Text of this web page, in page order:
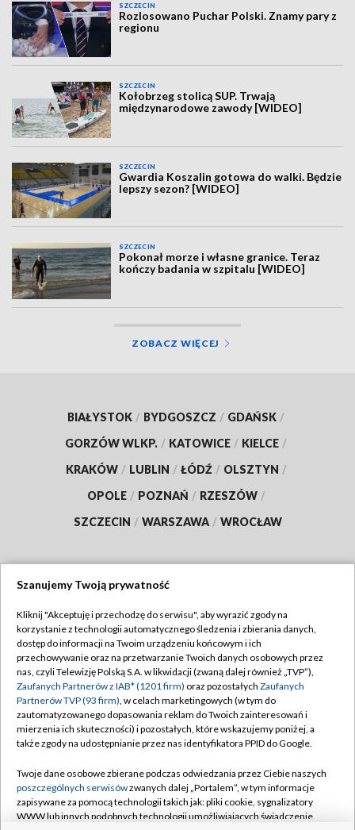
SZCZECIN
Rozlosowano Puchar Polski. Znamy pary z
regionu
SZCZECIN
Kołobrzeg stolicą SUP. Trwają
międzynarodowe zawody [WIDEO]
SZCZECIN
Gwardia Koszalin gotowa do walki. Będzie
lepszy sezon? [WIDEO]
SZCZECIN
Pokonał morze i własne granice. Teraz
kończy badania w szpitalu [WIDEO]
ZOBACZ WIĘCEJ
BIAŁYSTOK / BYDGOSZCZ / GDAŃSK /
GORZÓW WLKP. / KATOWICE / KIELCE /
KRAKÓW / LUBLIN / ŁÓDŹ / OLSZTYN /
OPOLE / POZNAŃ / RZESZÓW /
SZCZECIN / WARSZAWA / WROCŁAW
TVP
Abonament TVP
Emisja w TVP
Centrum informacji TVP
Naziemna Telewizja Cyfrowa
Rada Programowa
System NOS
Regulamin TVP
Polityka prywatności
Moje zgody
Pomoc
Kontakt
Szanujemy Twoją prywatność
Kliknij "Akceptuję i przechodzę do serwisu", aby wyrazić zgody na
korzystanie z technologii automatycznego śledzenia i zbierania danych,
dostęp do informacji na Twoim urządzeniu końcowym i ich
przechowywanie oraz na przetwarzanie Twoich danych osobowych przez
nas, czyli Telewizję Polską S.A. w likwidacji (zwaną dalej również „TVP”),
Zaufanych Partnerów z IAB* (1201 firm) oraz pozostałych Zaufanych
Partnerów TVP (93 firm), w celach marketingowych (w tym do
zautomatyzowanego dopasowania reklam do Twoich zainteresowań i
mierzenia ich skuteczności) i pozostałych, które wskazujemy poniżej, a
także zgody na udostępnianie przez nas identyfikatora PPID do Google.
Twoje dane osobowe zbierane podczas odwiedzania przez Ciebie naszych
poszczególnych serwisówzwanych dalej „Portalem”, w tym informacje
zapisywane za pomocą technologii takich jak: pliki cookie, sygnalizatory
WWW lub innych podobnych technologii umożliwiających świadczenie